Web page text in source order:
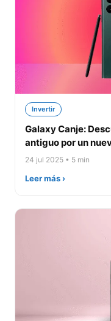
Invertir
Galaxy Canje:
antiguo por un
24 jul 2025 • 5 min
Leer más ›